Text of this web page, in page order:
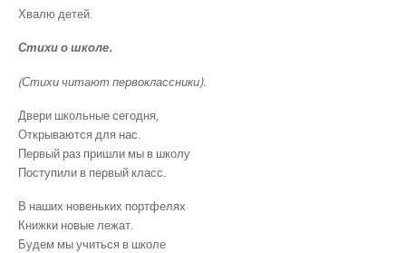
Хвалю детей.
Стихи о школе.
(Стихи читают первоклассники).
Двери школьные сегодня,
Открываются для нас.
Первый раз пришли мы в школу
Поступили в первый класс.
В наших новеньких портфелях
Книжки новые лежат.
Будем мы учиться в школе